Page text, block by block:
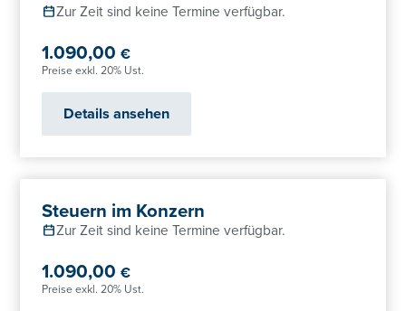
Zur Zeit sind keine Termine verfügbar.
1.090,00€
Preise exkl. 20% Ust.
Details ansehen
Steuern im Konzern
Zur Zeit sind keine Termine verfügbar.
1.090,00€
Preise exkl. 20% Ust.